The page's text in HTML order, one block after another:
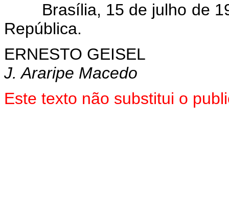
Brasília, 15 de julho de
República.
ERNESTO GEISEL
J. Araripe Macedo
Este texto não substitui o